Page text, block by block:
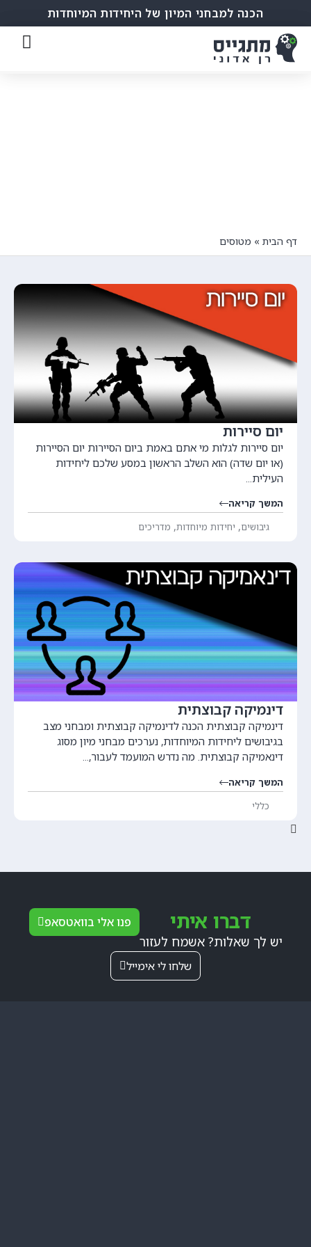
הכנה למבחני המיון של היחידות המיוחדות
דף הבית » מטוסים
יום סיירות
יום סיירות לגלות מי אתם באמת ביום הסיירות יום הסיירות
(או יום שדה) הוא השלב הראשון במסע שלכם ליחידות
העילית...
המשך קריאה
גיבושים, יחידות מיוחדות, מדריכים
דינמיקה קבוצתית
דינמיקה קבוצתית הכנה לדינמיקה קבוצתית ומבחני מצב
בגיבושים ליחידות המיוחדות, נערכים מבחני מיון מסוג
דינאמיקה קבוצתית. מה נדרש המועמד לעבור,...
המשך קריאה
כללי
דברו איתי
יש לך שאלות? אשמח לעזור
פנו אלי בוואטסאפ
שלחו לי אימייל